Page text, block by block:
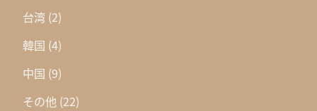
台湾 (2)
韓国 (4)
中国 (9)
その他 (22)